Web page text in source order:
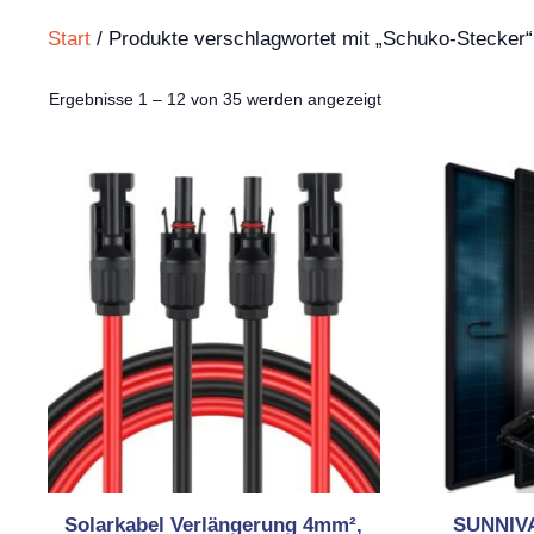
Start / Produkte verschlagwortet mit „Schuko-Stecker“
Ergebnisse 1 – 12 von 35 werden angezeigtNach
Solarkabel Verlängerung 4mm²,